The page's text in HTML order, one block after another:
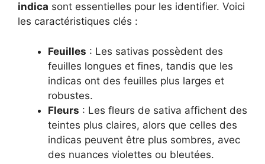
indica sont essentielles pour les identifier. Voici
les caractéristiques clés :
Feuilles : Les sativas possèdent des
feuilles longues et fines, tandis que les
indicas ont des feuilles plus larges et
robustes.
Fleurs : Les fleurs de sativa affichent des
teintes plus claires, alors que celles des
indicas peuvent être plus sombres, avec
des nuances violettes ou bleutées.